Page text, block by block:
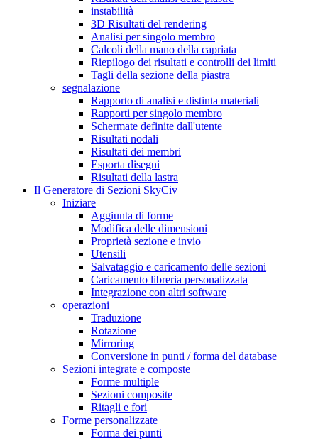
instabilità
3D Risultati del rendering
Analisi per singolo membro
Calcoli della mano della capriata
Riepilogo dei risultati e controlli dei limiti
Tagli della sezione della piastra
segnalazione
Rapporto di analisi e distinta materiali
Rapporti per singolo membro
Schermate definite dall'utente
Risultati nodali
Risultati dei membri
Esporta disegni
Risultati della lastra
Il Generatore di Sezioni SkyCiv
Iniziare
Aggiunta di forme
Modifica delle dimensioni
Proprietà sezione e invio
Utensili
Salvataggio e caricamento delle sezioni
Caricamento libreria personalizzata
Integrazione con altri software
operazioni
Traduzione
Rotazione
Mirroring
Conversione in punti / forma del database
Sezioni integrate e composte
Forme multiple
Sezioni composite
Ritagli e fori
Forme personalizzate
Forma dei punti